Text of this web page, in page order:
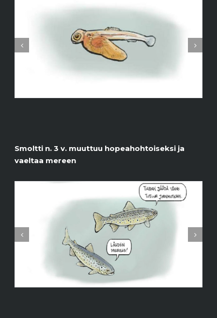
Smoltti n. 3 v. muuttuu hopeahohtoiseksi ja
vaeltaa mereen